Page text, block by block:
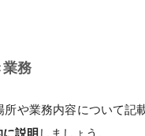
業務
所や業務内容について記
に説明しましょう。